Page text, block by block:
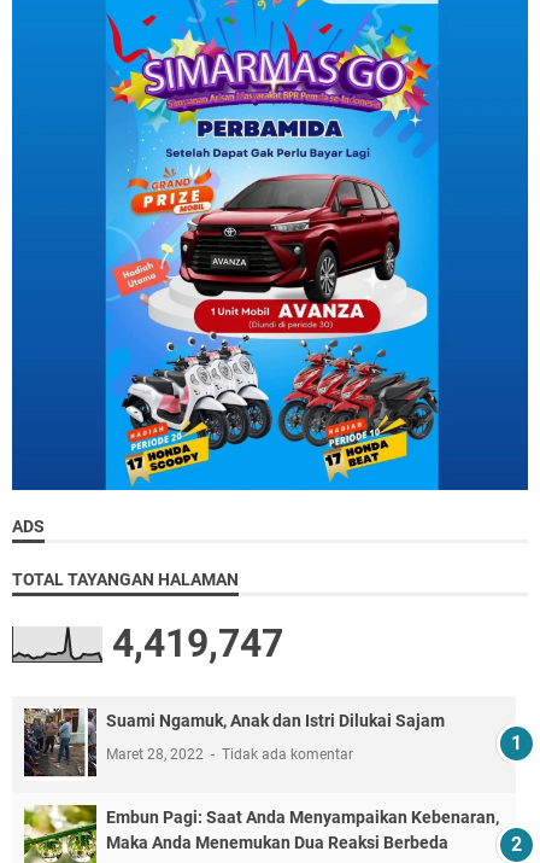
ADS
TOTAL TAYANGAN HALAMAN
4,419,747
Suami Ngamuk, Anak dan Istri Dilukai Sajam
Maret 28, 2022 Tidak ada komentar
Embun Pagi: Saat Anda Menyampaikan Kebenaran,
Maka Anda Menemukan Dua Reaksi Berbeda